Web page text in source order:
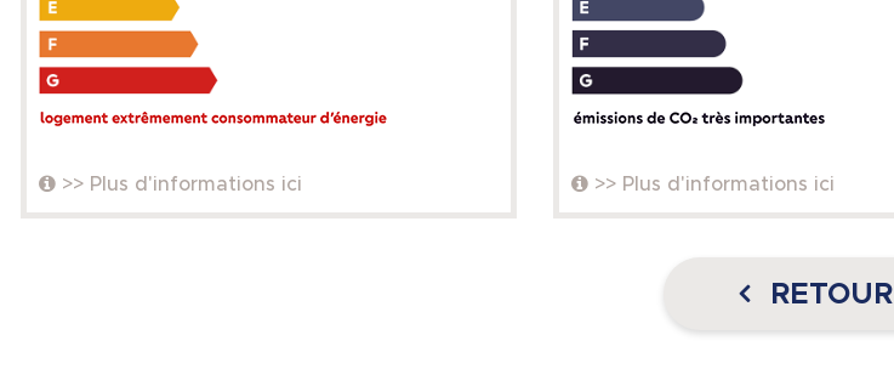
>> Plus d'informations ici >> Plus d'informations ici
RETOUR